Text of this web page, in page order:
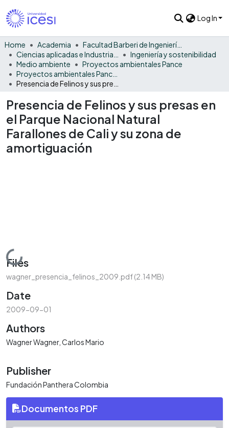
Log In
Home Academia
Facultad Barberi de Ingeniería, Diseño y Ciencias Aplicadas
Ingeniería y sostenibilidad
Medio ambiente
Proyectos ambientales Pance
Presencia de Felinos y sus presas en
el Parque Nacional Natural
Farallones de Cali y su zona de
amortiguación
Loading...
Files
wagner_presencia_felinos_2009.pdf(2.14 MB)
Date
2009-09-01
Authors
Wagner Wagner, Carlos Mario
Publisher
Fundación Panthera Colombia
Documentos PDF